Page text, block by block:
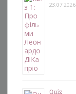
23.07.2026
Quiz